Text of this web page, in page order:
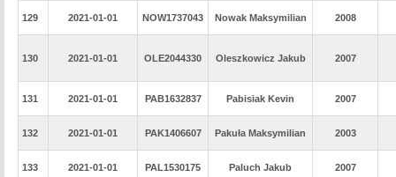
129 2021-01-01 NOW1737043 Nowak Maksymilian 2008
130 2021-01-01 OLE2044330 Oleszkowicz Jakub 2007
131 2021-01-01 PAB1632837 Pabisiak Kevin 2007
132 2021-01-01 PAK1406607 Pakuła Maksymilian 2003
133 2021-01-01 PAL1530175 Paluch Jakub 2007